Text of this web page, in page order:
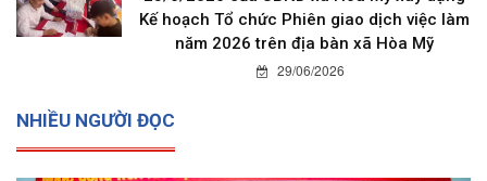
Kế hoạch Tổ chức Phiên giao dịch việc làm
năm 2026 trên địa bàn xã Hòa Mỹ
29/06/2026
NHIỀU NGƯỜI ĐỌC